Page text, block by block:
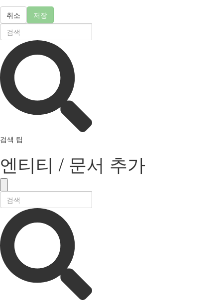
취소 저장
검색 팁
엔티티 / 문서 추가